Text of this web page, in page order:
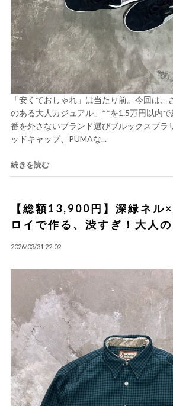
「安くておしゃれ」は当たり前。今回は
のある大人カジュアル」**を1.5万円以内
番を外さないブランド選びブルックスブラ
ッドキャップ、PUMAな...
続きを読む
【総額13,900円】深緑ネル
ロイで作る、渋すぎ！大人
2026/03/31 22:02